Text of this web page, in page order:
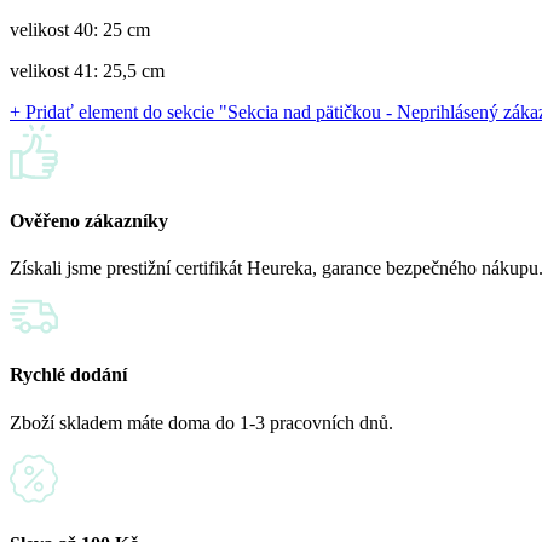
velikost 40: 25 cm
velikost 41: 25,5 cm
+ Pridať element do sekcie "Sekcia nad pätičkou - Neprihlásený
Ověřeno zákazníky
Získali jsme prestižní certifikát Heureka, garance bezpečného nákupu.
Rychlé dodání
Zboží skladem máte doma do 1-3 pracovních dnů.